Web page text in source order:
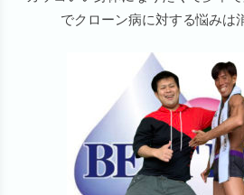
でクローン病に対する悩みは